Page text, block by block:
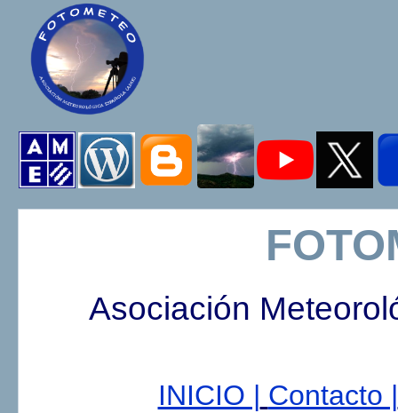
Asociación
INICIO | Contacto |